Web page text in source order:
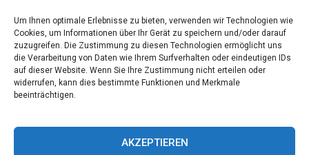
Um Ihnen optimale Erlebnisse zu bieten, verwenden wir Technologien wie
Cookies, um Informationen über Ihr Gerät zu speichern und/oder darauf
zuzugreifen. Die Zustimmung zu diesen Technologien ermöglicht uns
die Verarbeitung von Daten wie Ihrem Surfverhalten oder eindeutigen IDs
auf dieser Website. Wenn Sie Ihre Zustimmung nicht erteilen oder
widerrufen, kann dies bestimmte Funktionen und Merkmale
beeinträchtigen.
AKZEPTIEREN
Test Toilettensitz – Helfen Sie Ihren Senioren
Personalhandbuch
10 Tipps um einen guten Eindruck zu machen
Sahnemaschine